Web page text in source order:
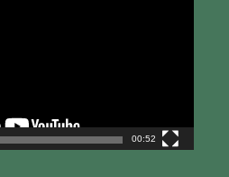
00:52